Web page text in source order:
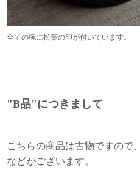
全ての椀に松葉の印が付いています。
"B品"につきまして
こちらの商品は古物ですので
などがございます。